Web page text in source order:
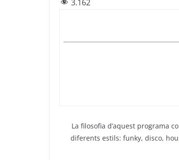
c
b a A
3.162
La filosofia d’aquest programa
diferents estils: funky, disco,